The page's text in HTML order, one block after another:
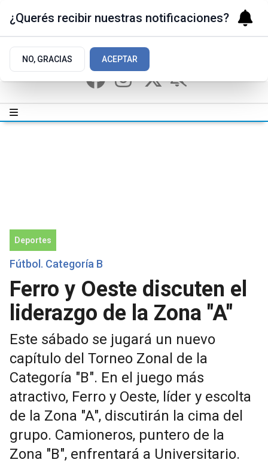
Deportes
Fútbol. Categoría B
Ferro y Oeste discuten el
liderazgo de la Zona "A"
Este sábado se jugará un nuevo
capítulo del Torneo Zonal de la
Categoría "B". En el juego más
atractivo, Ferro y Oeste, líder y escolta
de la Zona "A", discutirán la cima del
grupo. Camioneros, puntero de la
Zona "B", enfrentará a Universitario.
¿Querés recibir nuestras notificaciones?
NO, GRACIAS ACEPTAR